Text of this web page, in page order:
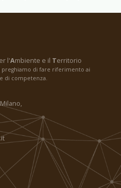
l'Ambiente e il Territorio
preghiamo di fare riferimento ai
di competenza.